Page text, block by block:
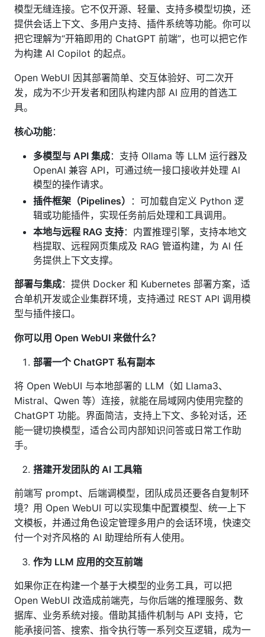
模型无缝连接。它不仅开源、轻量、支持多模型切换，还
提供会话上下文、多用户支持、插件系统等功能。你可以
把它理解为“开箱即用的 ChatGPT 前端”，也可以把它作
为构建 AI Copilot 的起点。
Open WebUI 因其部署简单、交互体验好、可二次开
发，成为不少开发者和团队构建内部 AI 应用的首选工
具。
核心功能：
多模型与 API 集成：支持 Ollama 等 LLM 运行器及
OpenAI 兼容 API，可通过统一接口接收并处理 AI
模型的操作请求。
插件框架（Pipelines）
：可加载自定义 Python 逻
辑或功能插件，实现任务前后处理和工具调用。
本地与远程 RAG 支持：内置推理引擎，支持本地文
档提取、远程网页集成及 RAG 管道构建，为 AI 任
务提供上下文支撑。
部署与集成：提供 Docker 和 Kubernetes 部署方案，适
合单机开发或企业集群环境，支持通过 REST API 调用模
型与插件接口。
你可以用 Open WebUI 来做什么？
部署一个 ChatGPT 私有副本
将 Open WebUI 与本地部署的 LLM（如 Llama3、
Mistral、Qwen 等）连接，就能在局域网内使用完整的
ChatGPT 功能。界面简洁，支持上下文、多轮对话，还
能一键切换模型，适合公司内部知识问答或日常工作助
手。
搭建开发团队的 AI 工具箱
前端写 prompt、后端调模型，团队成员还要各自复制环
境？用 Open WebUI 可以实现集中配置模型、统一上下
文模板，并通过角色设定管理多用户的会话环境，快速交
付一个对齐风格的 AI 助理给所有人使用。
作为 LLM 应用的交互前端
如果你正在构建一个基于大模型的业务工具，可以把
Open WebUI 改造成前端壳，与你后端的推理服务、数
据库、业务系统对接。借助其插件机制与 API 支持，它
能承接问答、搜索、指令执行等一系列交互逻辑，成为一